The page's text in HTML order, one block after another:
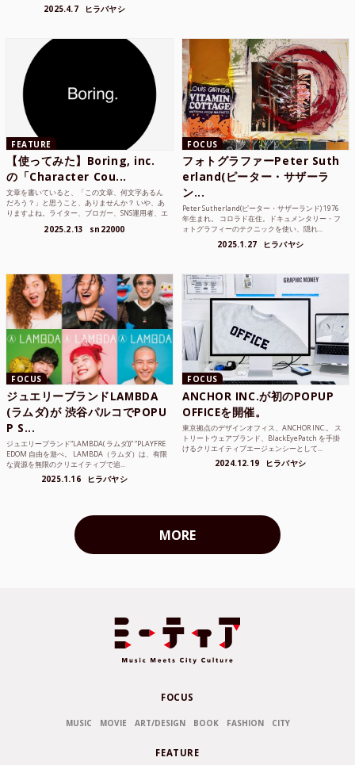
2025.4.7 ヒラバヤシ
FEATURE
【使ってみた】Boring, inc.
の「Character Cou...
文章を書いていると、「この文章、何文字あるん
だろう？」と思うこと、ありませんか？ いや、あ
りますよね。ライター、ブロガー、SNS運用者、エ
2025.2.13 sn22000
FOCUS
フォトグラファーPeter Suth
erland(ピーター・サザーラ
ン...
Peter Sutherland(ピーター・サザーランド) 1976
年生まれ。 コロラド在住。ドキュメンタリー・フ
ォトグラフィーのテクニックを使い、隠れ...
2025.1.27 ヒラバヤシ
FOCUS
ジュエリーブランドLAMBDA
(ラムダ)が 渋谷パルコでPOPU
P S...
ジュエリーブランド“LAMBDA( ラムダ))” “PLAYFRE
EDOM 自由を遊べ。 LAMBDA（ラムダ）は、有限
な資源を無限のクリエイティブで追...
2025.1.16 ヒラバヤシ
FOCUS
ANCHOR INC.が初のPOPUP
OFFICEを開催。
東京拠点のデザインオフィス、ANCHOR INC.。 ス
トリートウェアブランド、BlackEyePatch を手掛
けるクリエイティブエージェンシーとして...
2024.12.19 ヒラバヤシ
MORE
FOCUS
MUSIC MOVIE ART/DESIGN BOOK FASHION CITY
FEATURE